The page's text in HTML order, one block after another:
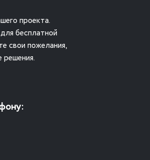
проекта.
бесплатной
свои пожелания,